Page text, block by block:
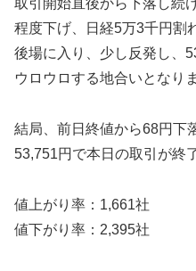
取引開始直後から下落し続
程度下げ、日経5万3千円割
後場に入り、少し反発し、
ウロウロする地合いとなり
結局、前日終値から68円下
53,751円で本日の取引が終
値上がり率：1,661社
値下がり率：2,395社